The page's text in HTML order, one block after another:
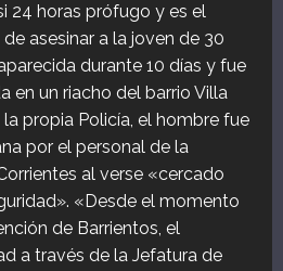
24 horas prófugo y es el
asesinar a la joven de 30
durante 10 días y fue
en un riacho del barrio Villa
propia Policía, el hombre fue
por el personal de la
al verse «cercado
«Desde el momento
de Barrientos, el
a través de la Jefatura de